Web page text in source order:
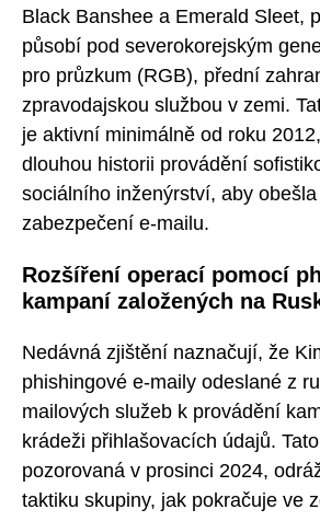
Black Banshee a Emerald Sleet,
působí pod severokorejským
pro průzkum (RGB), přední
zpravodajskou službou v zemi.
je aktivní minimálně od roku
dlouhou historii provádění
sociálního inženýrství, aby
zabezpečení e-mailu.
Rozšíření operací pomocí
kampaní založených na
Nedávná zjištění naznačují, že
phishingové e-maily odeslané z
mailových služeb k provádění
krádeži přihlašovacích údajů.
pozorovaná v prosinci 2024,
taktiku skupiny, jak pokračuje ve